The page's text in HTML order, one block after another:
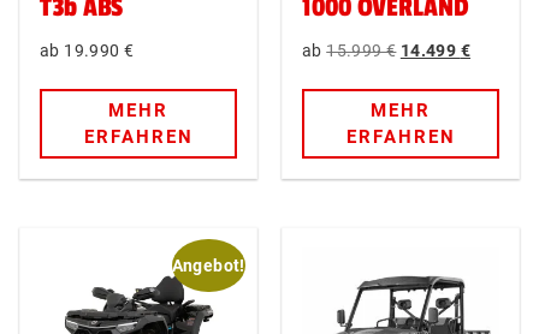
T3b ABS
19.990€
MEHR
ERFAHREN
1000 OVERLAND
15.999€ 14.499 €
MEHR
ERFAHREN
Angebot!